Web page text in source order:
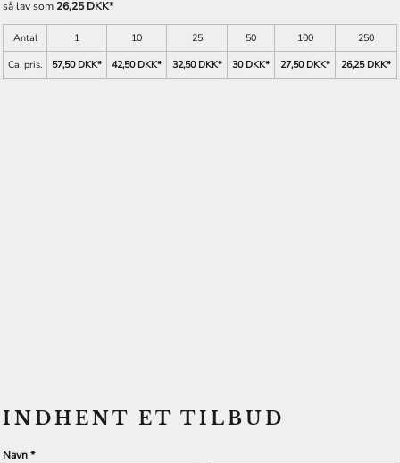
så lav som26,25 DKK*
Antal 1 10 25 50 100
250
Ca. pris.
57,50 DKK* 42,50 DKK* 32,50 DKK* 30 DKK* 27,50 DKK* 26,25 DKK*
INDHENT ET TILBUD
Navn *